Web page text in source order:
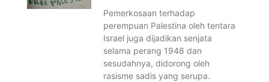
Pemerkosaan terhadap
perempuan Palestina oleh tentara
Israel juga dijadikan senjata
selama perang 1948 dan
sesudahnya, didorong oleh
rasisme sadis yang serupa.